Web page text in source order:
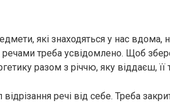
які знаходяться у нас вдома,
треба усвідомлено. Щоб
разом з річчю, яку віддаєш,
речі від себе. Треба